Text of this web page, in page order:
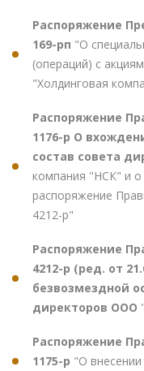
Распоряжение
169-рп "О
(операций) с
"Холдинговая
Распоряжение
1176-р О
состав совета
компания "НСК" и о
распоряжение
4212-р"
Распоряжение
4212-р (ред. от
безвозмездной
директоров ООО
Распоряжение
1175-р "О